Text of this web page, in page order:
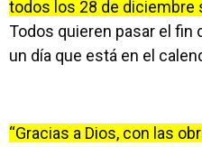
todos los 28 de diciembre
Todos quieren pasar el fin
un día que está en el
“Gracias a Dios, con las